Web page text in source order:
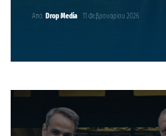
Από Drop Media 11 Φεβρουαρίου 2026